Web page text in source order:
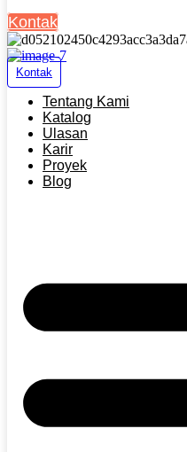
Kontak
Kontak
Tentang Kami
Katalog
Ulasan
Karir
Proyek
Blog